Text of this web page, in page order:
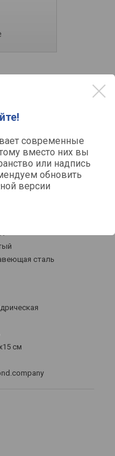
современные
вместо них вы
или надпись
обновить
версии
сталь
см